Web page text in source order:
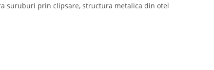
suruburi prin clipsare, structura metalica din otel